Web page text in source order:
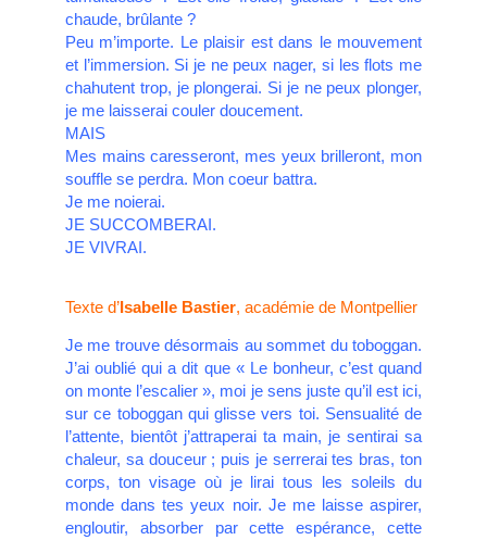
chaude, brûlante ?
Peu m’importe. Le plaisir est dans le mouvement
et l’immersion. Si je ne peux nager, si les flots me
chahutent trop, je plongerai. Si je ne peux plonger,
je me laisserai couler doucement.
MAIS
Mes mains caresseront, mes yeux brilleront, mon
souffle se perdra. Mon coeur battra.
Je me noierai.
JE SUCCOMBERAI.
JE VIVRAI.
Texte d’Isabelle Bastier, académie de Montpellier
Je me trouve désormais au sommet du toboggan.
J’ai oublié qui a dit que « Le bonheur, c’est quand
on monte l’escalier », moi je sens juste qu’il est ici,
sur ce toboggan qui glisse vers toi. Sensualité de
l’attente, bientôt j’attraperai ta main, je sentirai sa
chaleur, sa douceur ; puis je serrerai tes bras, ton
corps, ton visage où je lirai tous les soleils du
monde dans tes yeux noir. Je me laisse aspirer,
engloutir, absorber par cette espérance, cette